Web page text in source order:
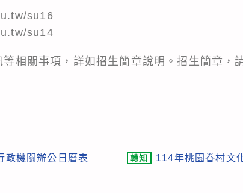
su16
su14
相關事項，詳如招生簡章說明。招生簡章，
政機關辦公日曆表
轉知
114年桃園眷村文